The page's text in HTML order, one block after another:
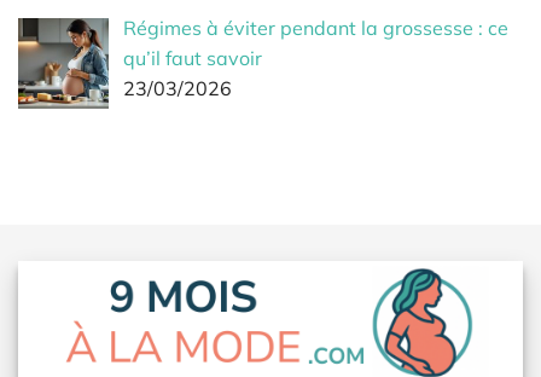
Régimes à éviter pendant la grossesse : ce
qu’il faut savoir
23/03/2026